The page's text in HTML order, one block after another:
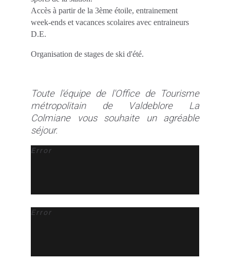
Accès à partir de la 3ème étoile, entrainement
week-ends et vacances scolaires avec entraineurs
D.E.
Organisation de stages de ski d'été.
Toute l'équipe de l'Office de Tourisme
métropolitain de Valdeblore La
Colmiane vous souhaite un agréable
séjour.
Error
Error